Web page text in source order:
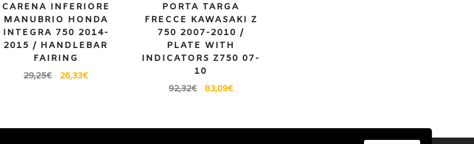
CARENA INFERIORE
MANUBRIO HONDA
INTEGRA 750 2014-
2015 / HANDLEBAR
FAIRING
29,25€ 26,33€
PORTA TARGA
FRECCE KAWASAKI Z
750 2007-2010 /
PLATE WITH
INDICATORS Z750 07-
10
92,32€ 83,09€